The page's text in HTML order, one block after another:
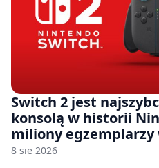
Switch 2 jest
konsolą w historii
miliony egzemplarzy
8 sie 2026